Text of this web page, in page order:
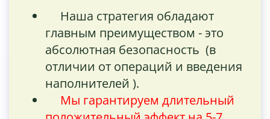
Наша стратегия обладают
главным преимуществом - это
абсолютная безопасность (в
отличии от операций и введения
наполнителей ).
Мы гарантируем длительный